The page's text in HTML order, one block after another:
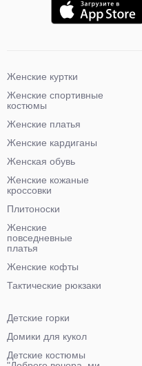
Женские куртки
Женские спортивные
костюмы
Женские платья
Женские кардиганы
Женская обувь
Женские кожаные
кроссовки
Плитоноски
Женские
повседневные
платья
Женские кофты
Тактические рюкзаки
Детские горки
Домики для кукол
Детские костюмы